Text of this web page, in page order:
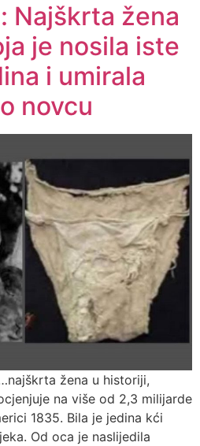
Najškrta žena
je nosila iste
i umirala
novcu
žena u historiji,
na više od 2,3 milijarde
1835. Bila je jedina kći
Od oca je naslijedila